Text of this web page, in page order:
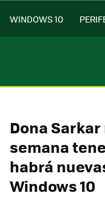
WINDOWS 10
Dona
semana
habrá
Windows 10